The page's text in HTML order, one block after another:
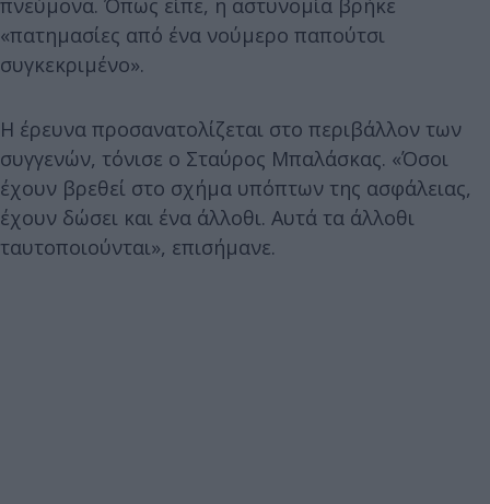
πνεύμονα. Όπως είπε, η αστυνομία βρήκε
«πατημασίες από ένα νούμερο παπούτσι
συγκεκριμένο».
Η έρευνα προσανατολίζεται στο περιβάλλον των
συγγενών, τόνισε ο Σταύρος Μπαλάσκας. «Όσοι
έχουν βρεθεί στο σχήμα υπόπτων της ασφάλειας,
έχουν δώσει και ένα άλλοθι. Αυτά τα άλλοθι
ταυτοποιούνται», επισήμανε.